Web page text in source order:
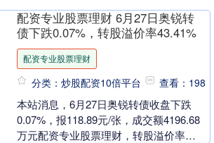
布，从战略和全局....
配资专业股票理财 6月27日奥锐转
债下跌0.07%，转股溢价率43.41%
配资专业股票理财
分类：炒股配资10倍平台 查看：198
本站消息，6月27日奥锐转债收盘下跌
0.07%，报118.89元/张，成交额4196.68
万元配资专业股票理财，转股溢价率